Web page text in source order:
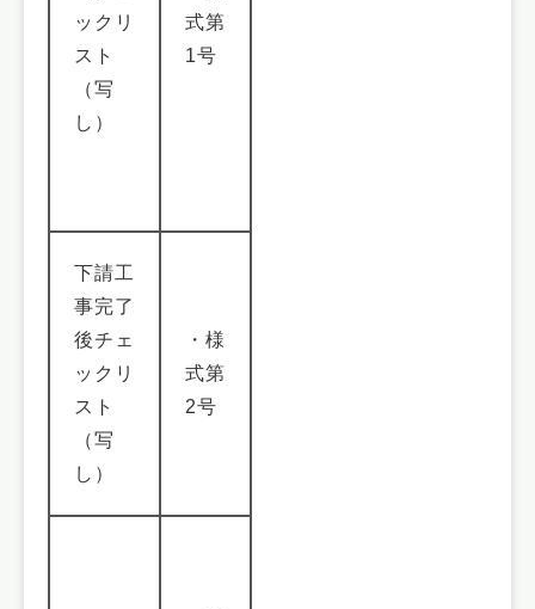
ックリ
スト
（写
し）
式第
1号
下請工
事完了
後チェ
ックリ
スト
（写
し）
・様
式第
2号